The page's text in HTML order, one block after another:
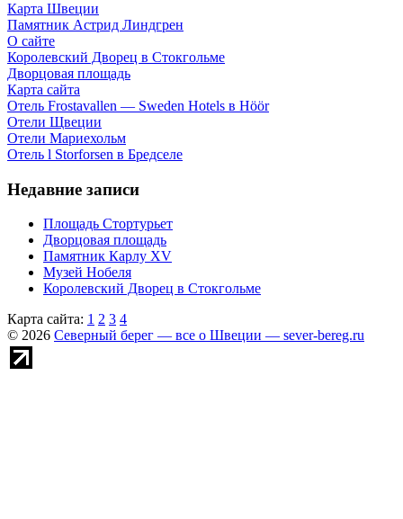
Карта Швеции
Памятник Астрид Линдгрен
О сайте
Королевский Дворец в Стокгольме
Дворцовая площадь
Карта сайта
Отель Frostavallen — Sweden Hotels в Höör
Отели Щвеции
Отели Мариехольм
Отель l Storforsen в Бредселе
Недавние записи
Площадь Стортурьет
Дворцовая площадь
Памятник Карлу XV
Музей Нобеля
Королевский Дворец в Стокгольме
Карта сайта: 1 2 3 4
© 2026 Северный берег — все о Швеции — sever-bereg.ru